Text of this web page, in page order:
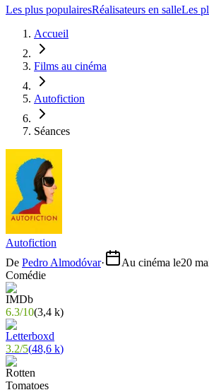
Les plus populairesRéalisateurs en salleLes
Accueil
Films au cinéma
Autofiction
Séances
Autofiction
De Pedro Almodóvar· Au cinéma le20
Comédie
6.3/10(3,4 k)
3.2/5(48,6 k)